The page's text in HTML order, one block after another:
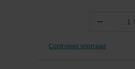
− Aantal
Controleer voorraad